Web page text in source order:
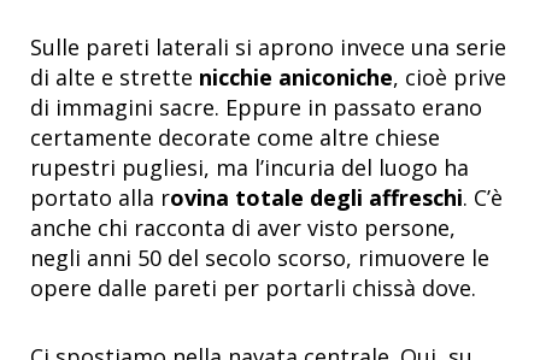
Sulle pareti laterali si aprono invece una serie
di alte e strette nicchie aniconiche, cioè prive
di immagini sacre. Eppure in passato erano
certamente decorate come altre chiese
rupestri pugliesi, ma l’incuria del luogo ha
portato alla rovina totale degli affreschi. C’è
anche chi racconta di aver visto persone,
negli anni 50 del secolo scorso, rimuovere le
opere dalle pareti per portarli chissà dove.